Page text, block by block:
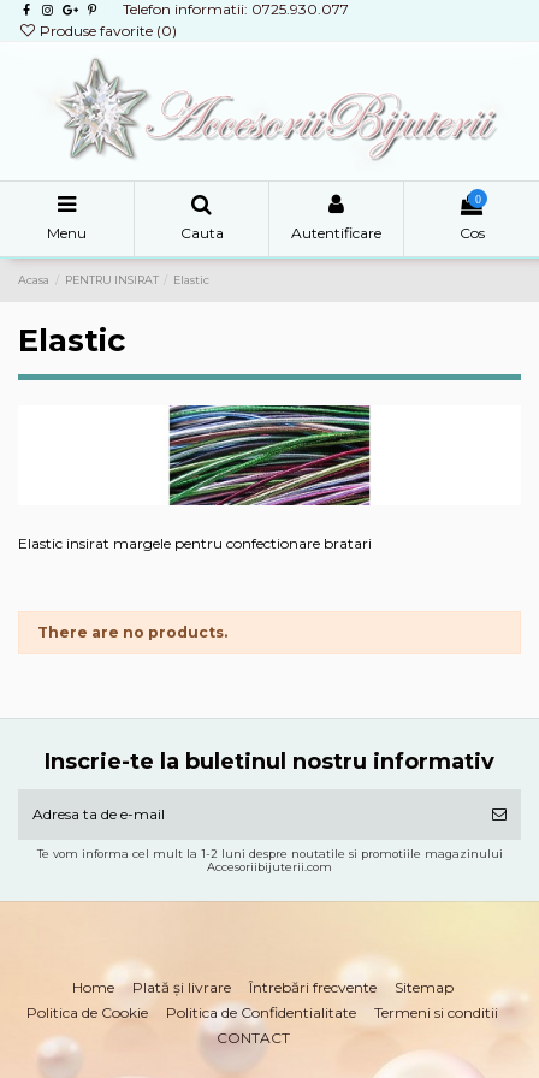
Telefon informatii: 0725.930.077
Produse favorite (0)
Menu Cauta Autentificare
0
Cos
Acasa PENTRU INSIRAT Elastic
Elastic
Elastic insirat margele pentru confectionare bratari
There are no products.
Inscrie-te la buletinul nostru informativ
Te vom informa cel mult la 1-2 luni despre noutatile si promotiile magazinului
Accesoriibijuterii.com
Home Plată și livrare Întrebări frecvente
Sitemap
Politica de Cookie
Politica de Confidentialitate
Termeni si conditii
CONTACT